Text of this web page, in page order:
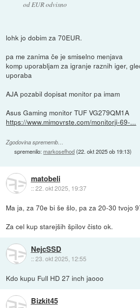
od EUR odvisno
lohk jo dobim za 70EUR.
pa me zanima če je smiselno menjava
komp uporabljam za igranje raznih iger,
uporaba
AJA pozabil dopisat monitor pa imam
Asus Gaming monitor TUF VG279QM1A
https://www.mimovrste.com/monitorji-69-...
Zgodovina sprememb…
spremenilo:markosefhod(22. okt 2025 ob 19:13)
matobeli
::22. okt 2025, 19:37
Ma ja, za 70e bi še šlo, pa za 20-30 tvojo
Za cel kup starejših špilov čisto ok.
NejcSSD
::23. okt 2025, 12:55
Kdo kupu Full HD 27 inch jaooo
Bizkit45